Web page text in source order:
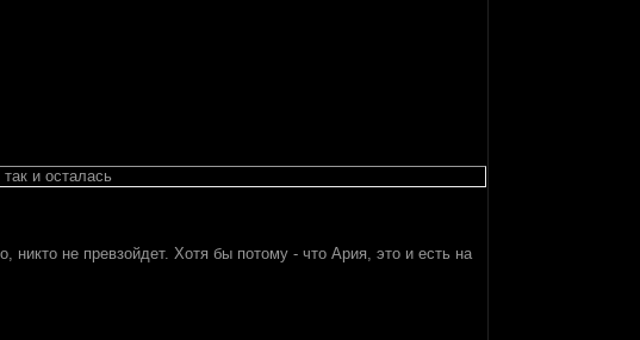
и осталась
не превзойдет. Хотя бы потому - что Ария, это и есть на